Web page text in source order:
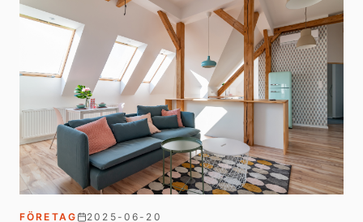
FÖRETAG 2025-06-20